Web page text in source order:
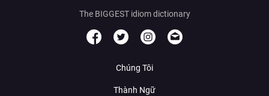
The BIGGEST idiom dictionary
Chúng Tôi
Thành Ngữ